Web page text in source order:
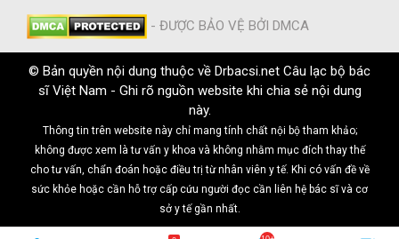
- ĐƯỢC BẢO VỆ BỞI DMCA
© Bản quyền nội dung thuộc về Drbacsi.net Câu lạc bộ bác
sĩ Việt Nam - Ghi rõ nguồn website khi chia sẻ nội dung
này.
Thông tin trên website này chỉ mang tính chất nội bộ tham khảo;
không được xem là tư vấn y khoa và không nhằm mục đích thay thế
cho tư vấn, chẩn đoán hoặc điều trị từ nhân viên y tế. Khi có vấn đề về
sức khỏe hoặc cần hỗ trợ cấp cứu người đọc cần liên hệ bác sĩ và cơ
sở y tế gần nhất.